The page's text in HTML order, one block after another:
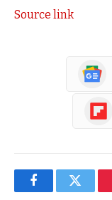
Source link
FacebookTwitter